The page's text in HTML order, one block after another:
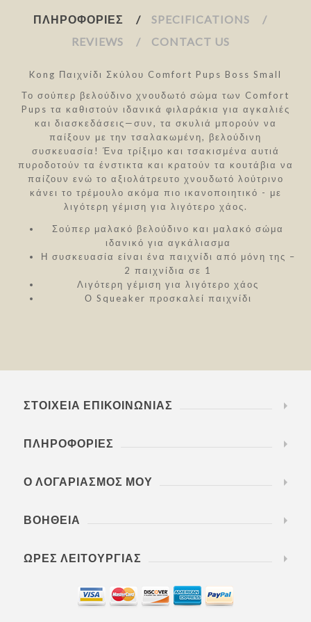
ΠΛΗΡΟΦΟΡΊΕΣ
SPECIFICATIONS
REVIEWS
CONTACT US
Kong Παιχνίδι Σκύλου Comfort Pups Boss Small
Το σούπερ βελούδινο χνουδωτό σώμα των Comfort
Pups τα καθιστούν ιδανικά φιλαράκια για αγκαλιές
και διασκεδάσεις—συν, τα σκυλιά μπορούν να
παίξουν με την τσαλακωμένη, βελούδινη
συσκευασία! Ένα τρίξιμο και τσακισμένα αυτιά
πυροδοτούν τα ένστικτα και κρατούν τα κουτάβια να
παίζουν ενώ το αξιολάτρευτο χνουδωτό λούτρινο
κάνει το τρέμουλο ακόμα πιο ικανοποιητικό - με
λιγότερη γέμιση για λιγότερο χάος.
Σούπερ μαλακό βελούδινο και μαλακό σώμα
ιδανικό για αγκάλιασμα
Η συσκευασία είναι ένα παιχνίδι από μόνη της –
2 παιχνίδια σε 1
Λιγότερη γέμιση για λιγότερο χάος
Ο Squeaker προσκαλεί παιχνίδι
ΣΤΟΙΧΕΊΑ ΕΠΙΚΟΙΝΩΝΊΑΣ
ΠΛΗΡΟΦΟΡΊΕΣ
Ο ΛΟΓΑΡΙΑΣΜΌΣ ΜΟΥ
ΒΟΉΘΕΙΑ
ΏΡΕΣ ΛΕΙΤΟΥΡΓΊΑΣ